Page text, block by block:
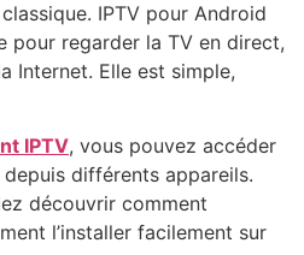
IPTV pour Android
pour regarder la TV en direct,
Internet. Elle est simple,
IPTV, vous pouvez accéder
différents appareils.
découvrir comment
l’installer facilement sur